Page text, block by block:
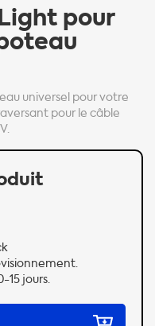
pour
universel pour votre
pour le câble
15 jours.